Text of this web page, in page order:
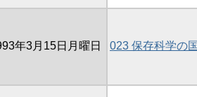
年3月15日月曜日 023 保存科学の